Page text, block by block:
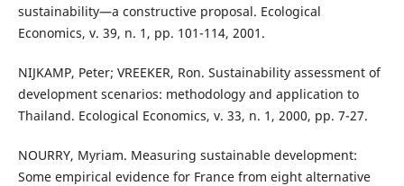
sustainability—a constructive proposal. Ecological
Economics, v. 39, n. 1, pp. 101-114, 2001.
NIJKAMP, Peter; VREEKER, Ron. Sustainability assessment of
development scenarios: methodology and application to
Thailand. Ecological Economics, v. 33, n. 1, 2000, pp. 7-27.
NOURRY, Myriam. Measuring sustainable development:
Some empirical evidence for France from eight alternative